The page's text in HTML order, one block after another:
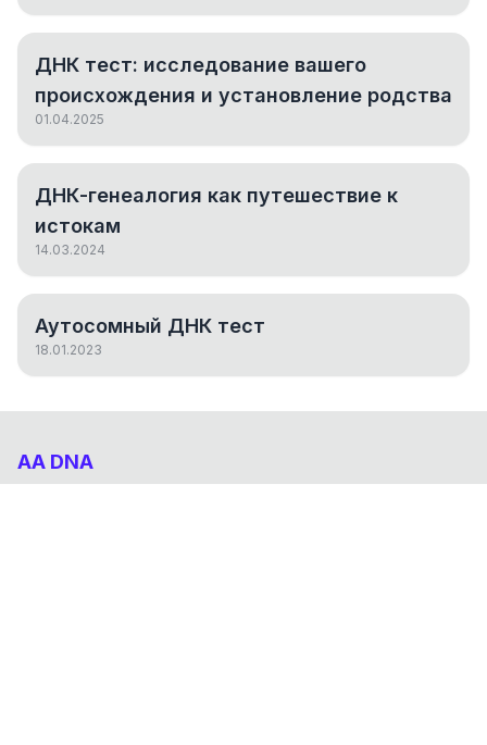
ДНК тест: исследование вашего
происхождения и установление родства
01.04.2025
ДНК-генеалогия как путешествие к
истокам
14.03.2024
Аутосомный ДНК тест
18.01.2023
AA DNA